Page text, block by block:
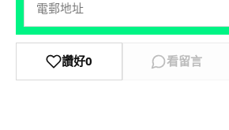
讚好0 看留言